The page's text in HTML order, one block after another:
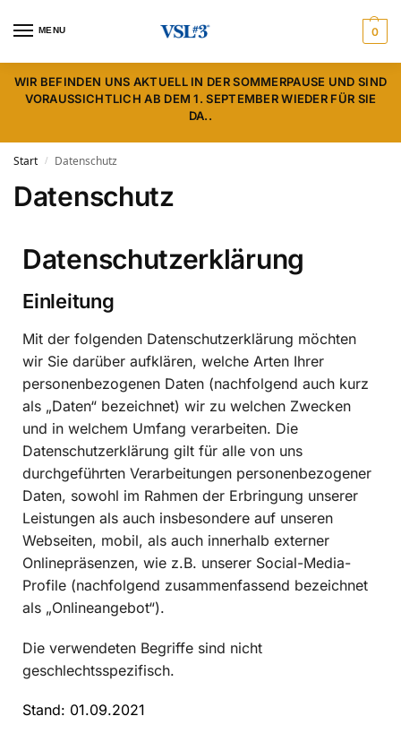
MENU 0
WIR BEFINDEN UNS AKTUELL IN DER SOMMERPAUSE UND SIND
VORAUSSICHTLICH AB DEM 1. SEPTEMBER WIEDER FÜR SIE
DA..
Start / Datenschutz
Datenschutz
Datenschutzerklärung
Einleitung
Mit der folgenden Datenschutzerklärung möchten
wir Sie darüber aufklären, welche Arten Ihrer
personenbezogenen Daten (nachfolgend auch kurz
als „Daten“ bezeichnet) wir zu welchen Zwecken
und in welchem Umfang verarbeiten. Die
Datenschutzerklärung gilt für alle von uns
durchgeführten Verarbeitungen personenbezogener
Daten, sowohl im Rahmen der Erbringung unserer
Leistungen als auch insbesondere auf unseren
Webseiten, mobil, als auch innerhalb externer
Onlinepräsenzen, wie z.B. unserer Social-Media-
Profile (nachfolgend zusammenfassend bezeichnet
als „Onlineangebot“).
Die verwendeten Begriffe sind nicht
geschlechtsspezifisch.
Stand: 01.09.2021